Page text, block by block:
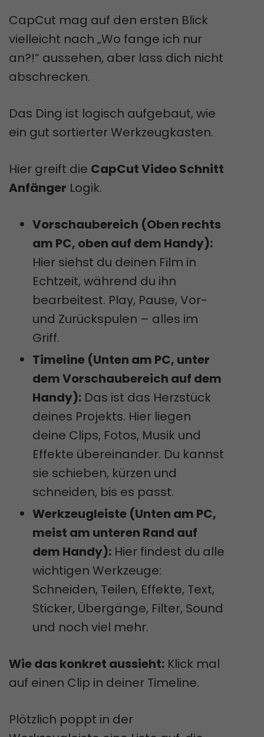
CapCut mag auf den ersten Blick
vielleicht nach „Wo fange ich nur
an?!“ aussehen, aber lass dich nicht
abschrecken.
Das Ding ist logisch aufgebaut, wie
ein gut sortierter Werkzeugkasten.
Hier greift die CapCut Video Schnitt
Anfänger Logik.
Vorschaubereich (Oben rechts
am PC, oben auf dem Handy):
Hier siehst du deinen Film in
Echtzeit, während du ihn
bearbeitest. Play, Pause, Vor-
und Zurückspulen – alles im
Griff.
Timeline (Unten am PC, unter
dem Vorschaubereich auf dem
Handy): Das ist das Herzstück
deines Projekts. Hier liegen
deine Clips, Fotos, Musik und
Effekte übereinander. Du kannst
sie schieben, kürzen und
schneiden, bis es passt.
Werkzeugleiste (Unten am PC,
meist am unteren Rand auf
dem Handy): Hier findest du alle
wichtigen Werkzeuge:
Schneiden, Teilen, Effekte, Text,
Sticker, Übergänge, Filter, Sound
und noch viel mehr.
Wie das konkret aussieht: Klick mal
auf einen Clip in deiner Timeline.
Plötzlich poppt in der